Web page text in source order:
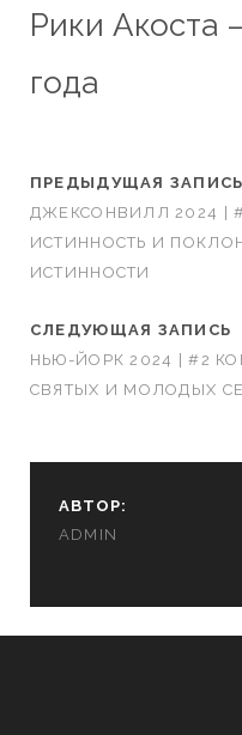
Рики Акоста
года
ПРЕДЫДУЩАЯ ЗАПИСЬ
ДЖЕКСОНВИЛЛ 2024 |
ИСТИННОСТЬ И
ИСТИННОСТИ
СЛЕДУЮЩАЯ ЗАПИСЬ
НЬЮ-ЙОРК 2024 | #2
СВЯТЫХ И МОЛОДЫХ
АВТОР:
ADMIN